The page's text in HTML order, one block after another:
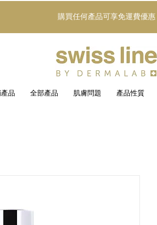
購買任何產品可享免運費優惠
品 全部產品 肌膚問題 產品性質